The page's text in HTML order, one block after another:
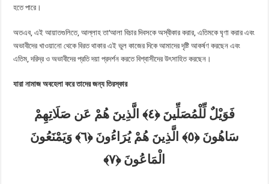
হতে পারে।
অতএব, এই আয়াতগুলিতে, আল্লাহ তা‘আলা বিচার দিবসকে অস্বীকার করার, এতিমকে ঘৃণা করার এবং
অভাবীদের খাওয়ানো থেকে বিরত থাকার এই ভুল কাজের দিকে আমাদের দৃষ্টি আকর্ষণ করছেন এবং
এতিম, দরিদ্র ও অভাবীদের প্রতি দয়া প্রদর্শন করতে বিশ্বাসীদের উৎসাহিত করছেন।
যারা নামাজ অবহেলা করে তাদের জন্য তিরস্কার
فَوَيْلٌ لِّلْمُصَلِّينَ
‎﴿٤﴾‏
الَّذِينَ هُمْ عَن صَلَاتِهِمْ
سَاهُونَ
‎﴿٥﴾‏ الَّذِينَ هُمْ يُرَاءُونَ
‎﴿٦﴾‏
وَيَمْنَعُونَ
الْمَاعُونَ
‎﴿٧﴾‏